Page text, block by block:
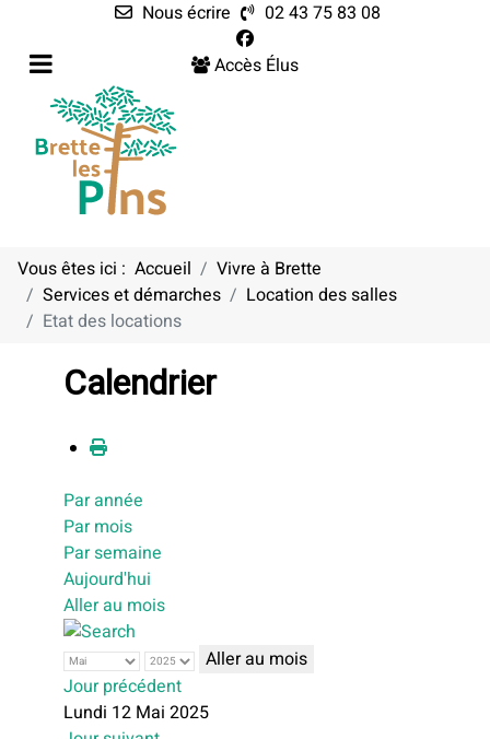
Nous écrire
02 43 75 83 08
Accès Élus
Vous êtes ici : Accueil
Vivre à Brette
Services et démarches
Location des salles
Etat des locations
Calendrier
Par année
Par mois
Par semaine
Aujourd'hui
Aller au mois
Aller au mois
Jour précédent
Lundi 12 Mai 2025